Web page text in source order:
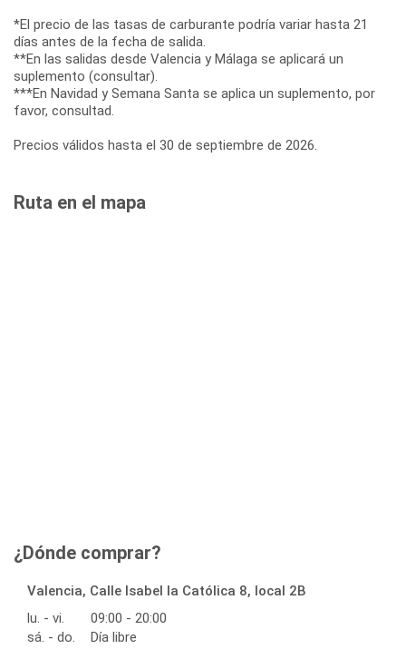
*El precio de las tasas de carburante podría variar hasta 21
días antes de la fecha de salida.
**En las salidas desde Valencia y Málaga se aplicará un
suplemento (consultar).
***En Navidad y Semana Santa se aplica un suplemento, por
favor, consultad.
Precios válidos hasta el 30 de septiembre de 2026.
Ruta en el mapa
¿Dónde comprar?
Valencia, Calle Isabel la Católica 8, local 2B
lu. - vi.
09:00 - 20:00
sá. - do.
Día libre